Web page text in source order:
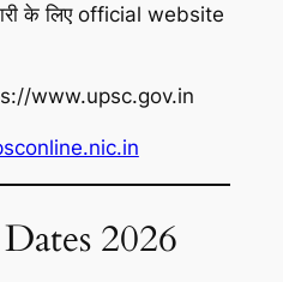
के लिए official website
www.upsc.gov.in
2026